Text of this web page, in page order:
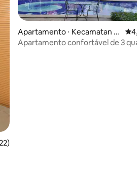
avaliação média de 5, 22 avaliações
Apartamento ⋅ Kecamatan P
agedangan
Apartamento confortável de 3